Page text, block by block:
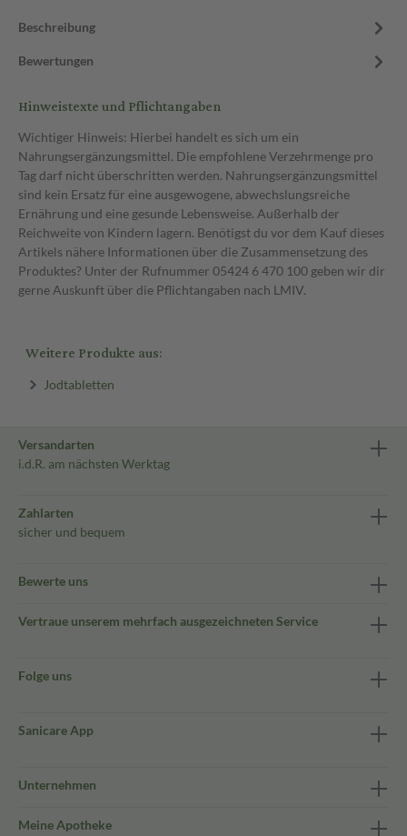
Beschreibung
Bewertungen
Hinweistexte und Pflichtangaben
Wichtiger Hinweis: Hierbei handelt es sich um ein
Nahrungsergänzungsmittel. Die empfohlene Verzehrmenge pro
Tag darf nicht überschritten werden. Nahrungsergänzungsmittel
sind kein Ersatz für eine ausgewogene, abwechslungsreiche
Ernährung und eine gesunde Lebensweise. Außerhalb der
Reichweite von Kindern lagern. Benötigst du vor dem Kauf dieses
Artikels nähere Informationen über die Zusammensetzung des
Produktes? Unter der Rufnummer 05424 6 470 100 geben wir dir
gerne Auskunft über die Pflichtangaben nach LMIV.
Weitere Produkte aus:
Jodtabletten
Versandarten
i.d.R. am nächsten Werktag
Zahlarten
sicher und bequem
Bewerte uns
Vertraue unserem mehrfach ausgezeichneten Service
Folge uns
Sanicare App
Unternehmen
Meine Apotheke